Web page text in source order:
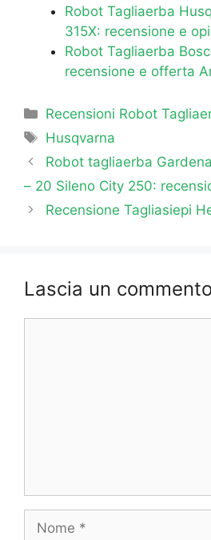
Robot Tagliaerba
315X: recensione e
Robot Tagliaerba
recensione e offerta
Categorie
Recensioni Robot
Tag
Husqvarna
Robot tagliaerba
– 20 Sileno City 250:
Recensione Tagliasiepi
Lascia un commento
Nome